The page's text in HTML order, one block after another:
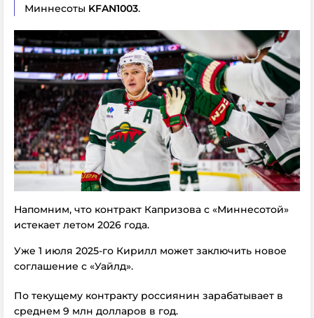
Миннесоты KFAN1003.
Напомним, что контракт Капризова с «Миннесотой»
истекает летом 2026 года.
Уже 1 июля 2025-го Кирилл может заключить новое
соглашение с «Уайлд».
По текущему контракту россиянин зарабатывает в
среднем 9 млн долларов в год.